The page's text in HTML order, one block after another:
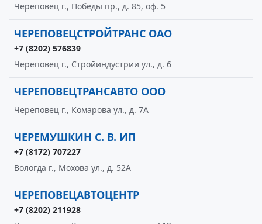
Череповец г., Победы пр., д. 85, оф. 5
ЧЕРЕПОВЕЦСТРОЙТРАНС ОАО
+7 (8202) 576839
Череповец г., Стройиндустрии ул., д. 6
ЧЕРЕПОВЕЦТРАНСАВТО ООО
Череповец г., Комарова ул., д. 7А
ЧЕРЕМУШКИН С. В. ИП
+7 (8172) 707227
Вологда г., Мохова ул., д. 52А
ЧЕРЕПОВЕЦАВТОЦЕНТР
+7 (8202) 211928